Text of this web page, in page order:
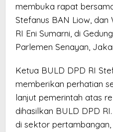
membuka rapat
Stefanus BAN Liow,
RI Eni Sumarni, di
Parlemen Senayan,
Ketua BULD DPD RI
memberikan perhatian
lanjut pemerintah atas
dihasilkan BULD DPD
di sektor pertambangan,